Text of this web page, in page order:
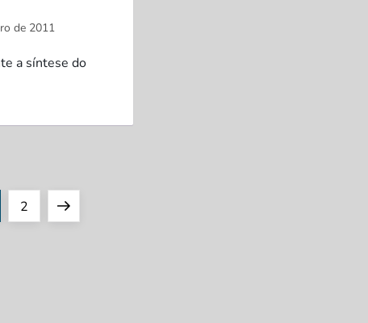
a síntese do
Page
2
Next